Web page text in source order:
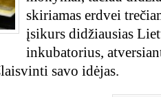
skiriamas erdvei
įsikurs didžiausias
inkubatorius,
savo idėjas.